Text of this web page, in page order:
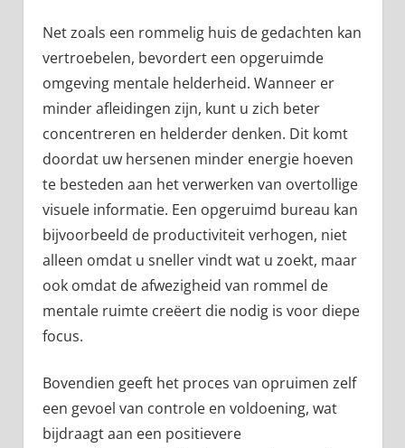
Net zoals een rommelig huis de gedachten kan
vertroebelen, bevordert een opgeruimde
omgeving mentale helderheid. Wanneer er
minder afleidingen zijn, kunt u zich beter
concentreren en helderder denken. Dit komt
doordat uw hersenen minder energie hoeven
te besteden aan het verwerken van overtollige
visuele informatie. Een opgeruimd bureau kan
bijvoorbeeld de productiviteit verhogen, niet
alleen omdat u sneller vindt wat u zoekt, maar
ook omdat de afwezigheid van rommel de
mentale ruimte creëert die nodig is voor diepe
focus.
Bovendien geeft het proces van opruimen zelf
een gevoel van controle en voldoening, wat
bijdraagt aan een positievere